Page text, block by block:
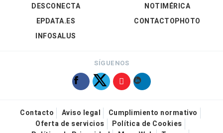
DESCONECTA
EPDATA.ES
INFOSALUS
NOTIMÉRICA
CONTACTOPHOTO
SÍGUENOS
Contacto Aviso legal
Cumplimiento normativo
Oferta de servicios
Política de Cookies